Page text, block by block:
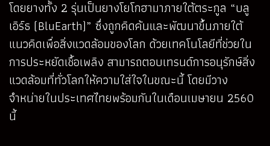
โดยยางทั้ง 2 รุ่นเป็นยางโยโกฮามาภายใต้ตระกูล “บลู
เอิร์ธ (BluEarth)” ซึ่งถูกคิดค้นและพัฒนาขึ้นภายใต้
แนวคิดเพื่อสิ่งแวดล้อมของโลก ด้วยเทคโนโลยีที่ช่วยใน
การประหยัดเชื้อเพลิง สามารถตอบเทรนด์การอนุรักษ์สิ่ง
แวดล้อมที่ทั่วโลกให้ความใส่ใจในขณะนี้ โดยมีวาง
จำหน่ายในประเทศไทยพร้อมกันในเดือนเมษายน 2560
นี้